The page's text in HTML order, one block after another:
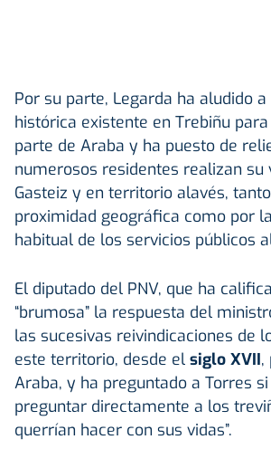
Por su parte, Legarda ha aludido
histórica existente en Trebiñu
parte de Araba y ha puesto de
numerosos residentes realizan su
Gasteiz y en territorio alavés,
proximidad geográfica como por
habitual de los servicios públicos
El diputado del PNV, que ha
“brumosa” la respuesta del
las sucesivas reivindicaciones de
este territorio, desde el siglo XVII,
Araba, y ha preguntado a Torres
preguntar directamente a los
querrían hacer con sus vidas”.